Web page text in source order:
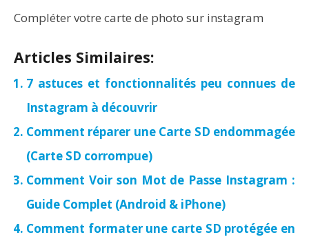
Compléter votre carte de photo sur instagram
Articles Similaires:
7 astuces et fonctionnalités peu connues de
Instagram à découvrir
Comment réparer une Carte SD endommagée
(Carte SD corrompue)
Comment Voir son Mot de Passe Instagram :
Guide Complet (Android & iPhone)
Comment formater une carte SD protégée en